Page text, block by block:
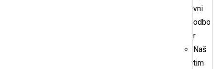
vni
odbo
r
Naš
tim